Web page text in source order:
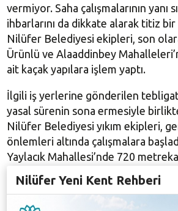
vermiyor. ​Saha çalışmalarının yanı
ihbarlarını da dikkate alarak titiz
Nilüfer Belediyesi ekipleri, son
Ürünlü ve Alaaddinbey
ait kaçak yapılara işlem yaptı.
​İlgili iş yerlerine gönderilen
yasal sürenin sona ermesiyle
Nilüfer Belediyesi yıkım ekipleri,
önlemleri altında çalışmalara
Yaylacık Mahallesi’nde 720
Ürünlü Mahallesi’nde bin 200
faaliyet gösteren bir işletmeye ait iki
Alaaddinbey Mahallesi’nde ise
Nilüfer Yeni Kent Rehberi